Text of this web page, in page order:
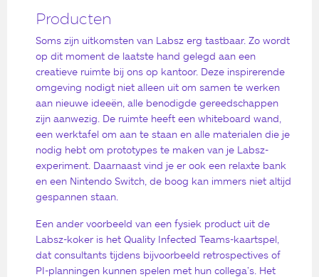
Producten
Soms zijn uitkomsten van Labsz erg tastbaar. Zo wordt
op dit moment de laatste hand gelegd aan een
creatieve ruimte bij ons op kantoor. Deze inspirerende
omgeving nodigt niet alleen uit om samen te werken
aan nieuwe ideeën, alle benodigde gereedschappen
zijn aanwezig. De ruimte heeft een whiteboard wand,
een werktafel om aan te staan en alle materialen die je
nodig hebt om prototypes te maken van je Labsz-
experiment. Daarnaast vind je er ook een relaxte bank
en een Nintendo Switch, de boog kan immers niet altijd
gespannen staan.
Een ander voorbeeld van een fysiek product uit de
Labsz-koker is het Quality Infected Teams-kaartspel,
dat consultants tijdens bijvoorbeeld retrospectives of
PI-planningen kunnen spelen met hun collega’s. Het